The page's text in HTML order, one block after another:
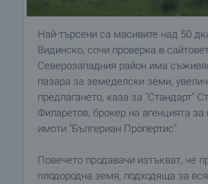
Най-търсени са масивите над 50
Видинско, сочи проверка в
Северозападния район има
пазара за земеделски земи,
предлагането, каза за "Стандарт"
Филаретов, брокер на агенцията
имоти "Бългериан Пропертис".
Повечето продавачи изтъкват, че
плодородна земя, подходяща за